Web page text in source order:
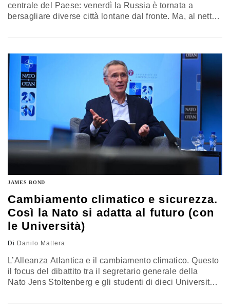
centrale del Paese: venerdì la Russia è tornata a
bersagliare diverse città lontane dal fronte. Ma, al netto
JAMES BOND
Cambiamento climatico e sicurezza.
Così la Nato si adatta al futuro (con
le Università)
Di Danilo Mattera
L’Alleanza Atlantica e il cambiamento climatico. Questo
il focus del dibattito tra il segretario generale della
Nato Jens Stoltenberg e gli studenti di dieci Università